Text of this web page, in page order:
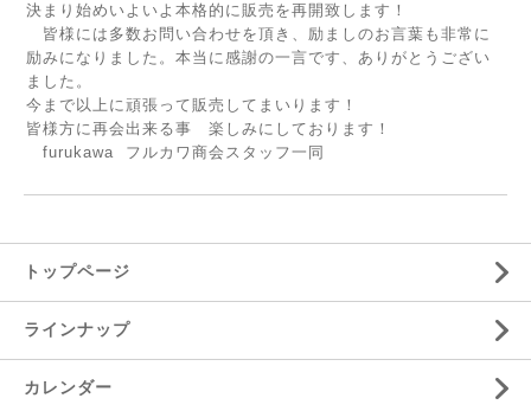
決まり始めいよいよ本格的に販売を再開致します！
皆様には多数お問い合わせを頂き、励ましのお言葉も非常に
励みになりました。本当に感謝の一言です、ありがとうござい
ました。
今まで以上に頑張って販売してまいります！
皆様方に再会出来る事 楽しみにしております！
furukawa フルカワ商会スタッフ一同
トップページ
ラインナップ
カレンダー